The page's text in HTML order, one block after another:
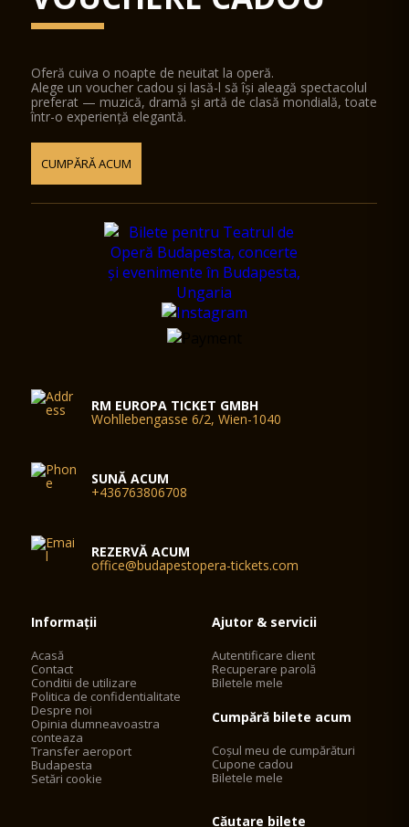
Oferă cuiva o noapte de neuitat la operă.
Alege un voucher cadou și lasă-l să își aleagă spectacolul
preferat — muzică, dramă și artă de clasă mondială, toate
într-o experiență elegantă.
CUMPĂRĂ ACUM
RM EUROPA TICKET GMBH
Wohllebengasse 6/2, Wien-1040
SUNĂ ACUM
+436763806708
REZERVĂ ACUM
office@budapestopera-tickets.com
Informații
Acasă
Contact
Conditii de utilizare
Politica de confidentialitate
Despre noi
Opinia dumneavoastra
conteaza
Transfer aeroport
Budapesta
Setări cookie
Ajutor & servicii
Autentificare client
Recuperare parolă
Biletele mele
Cumpără bilete acum
Coșul meu de cumpărături
Cupone cadou
Biletele mele
Căutare bilete